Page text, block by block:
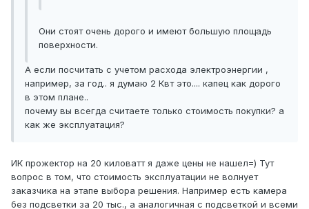
Они стоят очень дорого и имеют большую площадь
поверхности.
А если посчитать с учетом расхода электроэнергии ,
например, за год.. я думаю 2 Квт это.... капец как дорого
в этом плане..
почему вы всегда считаете только стоимость покупки? а
как же эксплуатация?
ИК прожектор на 20 киловатт я даже цены не нашел=) Тут
вопрос в том, что стоимость эксплуатации не волнует
заказчика на этапе выбора решения. Например есть камера
без подсветки за 20 тыс., а аналогичная с подсветкой и всеми